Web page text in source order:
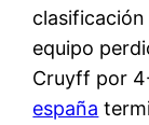
equipo
Cruyff por
españa